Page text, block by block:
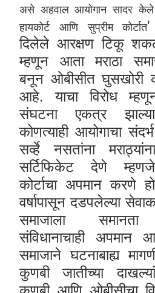
असे अहवाल आयोगान सादर
हायकोर्ट आणि सुप्रीम कोर्टात'
दिलेले आरक्षण टिकू
म्हणून आता मराठा
बनून ओबीसीत घुसखोरी
आहे. याचा विरोध
संघटना एकत्र
कोणत्याही आयोगाचा
सर्व्हे नसतांना
सर्टिफिकेट देणे
कोर्टाचा अपमान करणे
वर्षापासून दडपलेल्या
समाजाला समानता
संविधानाचाही अपमान
समाजाने घटनाबाह्य
कुणबी जातीच्या